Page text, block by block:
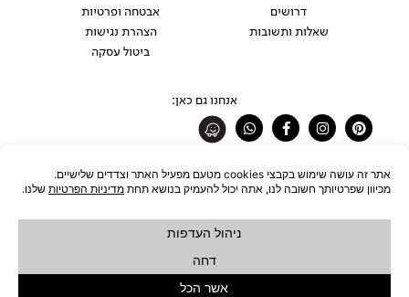
דרושים
שאלות ותשובות
אבטחה ופרטיות
הצהרת נגישות
ביטול עסקה
אנחנו גם כאן:
Pinterest
Instagram
Facebook-
f
Whatsapp
רוצים להתעדכן לפני כולם?